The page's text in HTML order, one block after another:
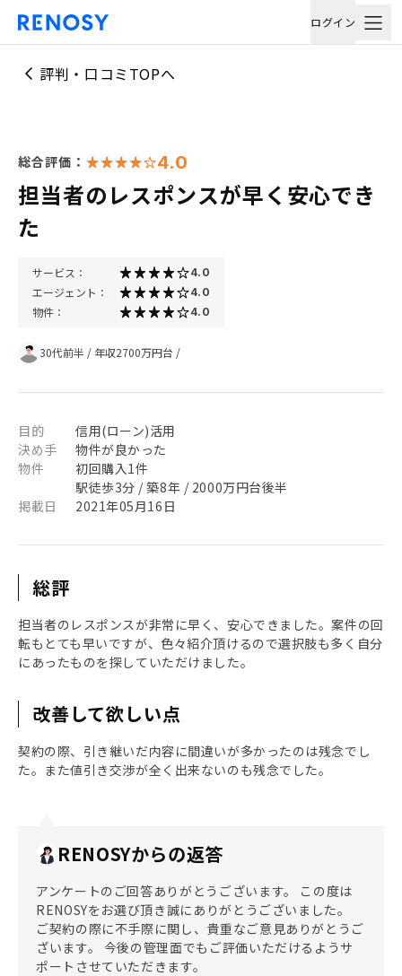
ログイン
評判・口コミTOPへ
総合評価： 4.0
担当者のレスポンスが早く安心でき
た
サービス： 4.0
エージェント： 4.0
物件： 4.0
30代前半 / 年収2700万円台 /
目的
信用(ローン)活用
決め手
物件が良かった
物件
初回購入1件
駅徒歩3分 / 築8年 / 2000万円台後半
掲載日
2021年05月16日
総評
担当者のレスポンスが非常に早く、安心できました。案件の回
転もとても早いですが、色々紹介頂けるので選択肢も多く自分
にあったものを探していただけました。
改善して欲しい点
契約の際、引き継いだ内容に間違いが多かったのは残念でし
た。また値引き交渉が全く出来ないのも残念でした。
RENOSYからの返答
アンケートのご回答ありがとうございます。 この度は
RENOSYをお選び頂き誠にありがとうございました。
ご契約の際に不手際に関し、貴重なご意見ありがとうご
ざいます。 今後の管理面でもご評価いただけるようサ
ポートさせていただきます。